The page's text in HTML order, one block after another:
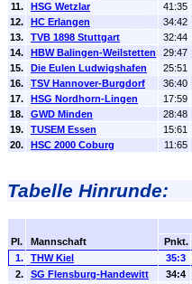
11.
HSG Wetzlar 41:35
12.
HC Erlangen 34:42
13.
TVB 1898 Stuttgart 32:44
14.
HBW Balingen-Weilstetten 29:47
15.
Die Eulen Ludwigshafen 25:51
16.
TSV Hannover-Burgdorf 36:40
17.
HSG Nordhorn-Lingen 17:59
18.
GWD Minden 28:48
19.
TUSEM Essen 15:61
20.
HSC 2000 Coburg 11:65
Tabelle Hinrunde:
Pl. Mannschaft
Pnkt.
1.
THW Kiel 35:3
2.
SG Flensburg-Handewitt 34:4